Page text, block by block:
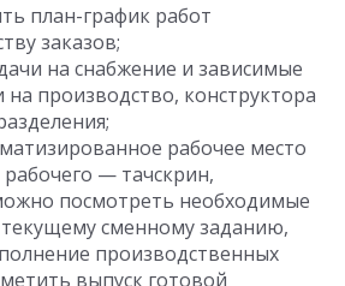
план-график работ
заказов;
на снабжение и зависимые
на производство, конструктора
рабочее место
— тачскрин,
посмотреть необходимые
сменному заданию,
производственных
выпуск готовой